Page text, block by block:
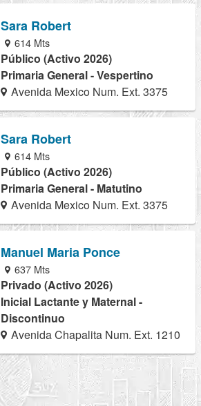
Sara Robert
614 Mts
Público (Activo 2026)
Primaria General - Vespertino
Avenida Mexico Num. Ext. 3375
Sara Robert
614 Mts
Público (Activo 2026)
Primaria General - Matutino
Avenida Mexico Num. Ext. 3375
Manuel Maria Ponce
637 Mts
Privado (Activo 2026)
Inicial Lactante y Maternal -
Discontinuo
Avenida Chapalita Num. Ext. 1210